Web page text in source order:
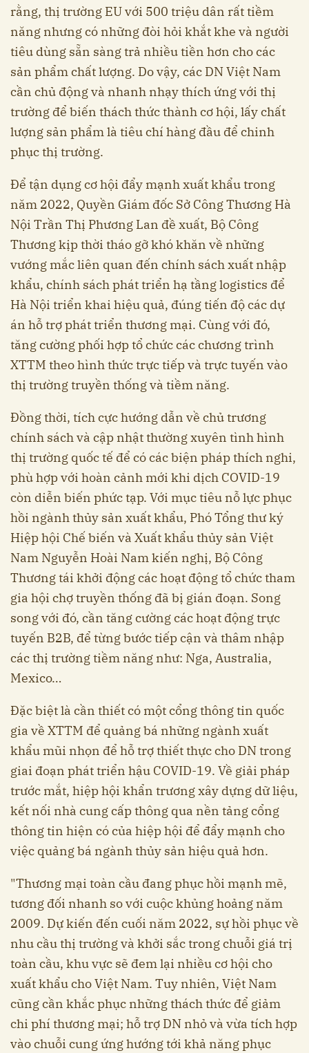
rằng, thị trường EU với 500 triệu dân rất tiềm
năng nhưng có những đòi hỏi khắt khe và người
tiêu dùng sẵn sàng trả nhiều tiền hơn cho các
sản phẩm chất lượng. Do vậy, các DN Việt Nam
cần chủ động và nhanh nhạy thích ứng với thị
trường để biến thách thức thành cơ hội, lấy chất
lượng sản phẩm là tiêu chí hàng đầu để chinh
phục thị trường.
Để tận dụng cơ hội đẩy mạnh xuất khẩu trong
năm 2022, Quyền Giám đốc Sở Công Thương Hà
Nội Trần Thị Phương Lan đề xuất, Bộ Công
Thương kịp thời tháo gỡ khó khăn về những
vướng mắc liên quan đến chính sách xuất nhập
khẩu, chính sách phát triển hạ tầng logistics để
Hà Nội triển khai hiệu quả, đúng tiến độ các dự
án hỗ trợ phát triển thương mại. Cùng với đó,
tăng cường phối hợp tổ chức các chương trình
XTTM theo hình thức trực tiếp và trực tuyến vào
thị trường truyền thống và tiềm năng.
Đồng thời, tích cực hướng dẫn về chủ trương
chính sách và cập nhật thường xuyên tình hình
thị trường quốc tế để có các biện pháp thích nghi,
phù hợp với hoàn cảnh mới khi dịch COVID-19
còn diễn biến phức tạp. Với mục tiêu nỗ lực phục
hồi ngành thủy sản xuất khẩu, Phó Tổng thư ký
Hiệp hội Chế biến và Xuất khẩu thủy sản Việt
Nam Nguyễn Hoài Nam kiến nghị, Bộ Công
Thương tái khởi động các hoạt động tổ chức tham
gia hội chợ truyền thống đã bị gián đoạn. Song
song với đó, cần tăng cường các hoạt động trực
tuyến B2B, để từng bước tiếp cận và thâm nhập
các thị trường tiềm năng như: Nga, Australia,
Mexico…
Đặc biệt là cần thiết có một cổng thông tin quốc
gia về XTTM để quảng bá những ngành xuất
khẩu mũi nhọn để hỗ trợ thiết thực cho DN trong
giai đoạn phát triển hậu COVID-19. Về giải pháp
trước mắt, hiệp hội khẩn trương xây dựng dữ liệu,
kết nối nhà cung cấp thông qua nền tảng cổng
thông tin hiện có của hiệp hội để đẩy mạnh cho
việc quảng bá ngành thủy sản hiệu quả hơn.
"Thương mại toàn cầu đang phục hồi mạnh mẽ,
tương đối nhanh so với cuộc khủng hoảng năm
2009. Dự kiến đến cuối năm 2022, sự hồi phục về
nhu cầu thị trường và khởi sắc trong chuỗi giá trị
toàn cầu, khu vực sẽ đem lại nhiều cơ hội cho
xuất khẩu cho Việt Nam. Tuy nhiên, Việt Nam
cũng cần khắc phục những thách thức để giảm
chi phí thương mại; hỗ trợ DN nhỏ và vừa tích hợp
vào chuỗi cung ứng hướng tới khả năng phục